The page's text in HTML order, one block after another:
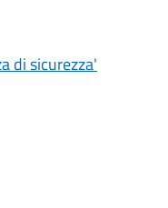
di sicurezza'